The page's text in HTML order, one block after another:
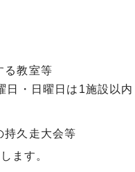
る教室等
・日曜日は1施設以
持久走大会等
ます。